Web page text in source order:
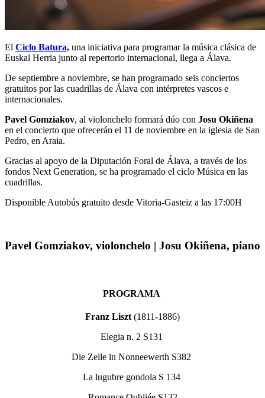
El Ciclo Batura, una iniciativa para programar la música clásica de
Euskal Herria junto al repertorio internacional, llega a Álava.
De septiembre a noviembre, se han programado seis conciertos
gratuitos por las cuadrillas de Álava con intérpretes vascos e
internacionales.
Pavel Gomziakov, al violonchelo formará dúo con Josu Okiñena
en el concierto que ofrecerán el 11 de noviembre en la iglesia de San
Pedro, en Araia.
Gracias al apoyo de la Diputación Foral de Álava, a través de los
fondos Next Generation, se ha programado el ciclo Música en las
cuadrillas.
Disponible Autobús gratuito desde Vitoria-Gasteiz a las 17:00H
Pavel Gomziakov, violonchelo | Josu Okiñena, piano
PROGRAMA
Franz Liszt (1811-1886)
Elegia n. 2 S131
Die Zelle in Nonneewerth S382
La lugubre gondola S 134